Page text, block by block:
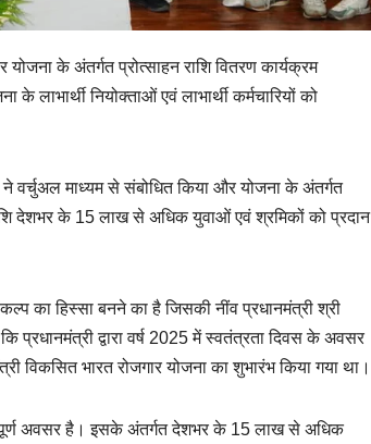
के अंतर्गत प्रोत्साहन राशि वितरण कार्यक्रम
लाभार्थी नियोक्ताओं एवं लाभार्थी कर्मचारियों को
वर्चुअल माध्यम से संबोधित किया और योजना के अंतर्गत
देशभर के 15 लाख से अधिक युवाओं एवं श्रमिकों को प्रदान
का हिस्सा बनने का है जिसकी नींव प्रधानमंत्री श्री
प्रधानमंत्री द्वारा वर्ष 2025 में स्वतंत्रता दिवस के अवसर
विकसित भारत रोजगार योजना का शुभारंभ किया गया था।
अवसर है। इसके अंतर्गत देशभर के 15 लाख से अधिक